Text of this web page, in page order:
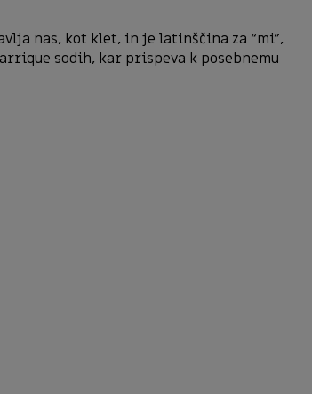
nas, kot klet, in je latinščina za “mi”,
sodih, kar prispeva k posebnemu